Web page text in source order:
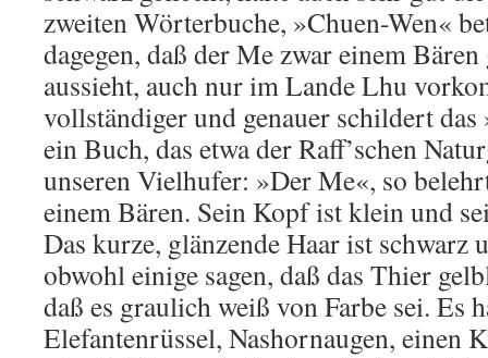
zweiten Wörterbuche, »Chuen-Wen«
dagegen, daß der Me zwar einem
aussieht, auch nur im Lande Lhu
vollständiger und genauer schildert das
ein Buch, das etwa der Raff’schen
unseren Vielhufer: »Der Me«, so
einem Bären. Sein Kopf ist klein und
Das kurze, glänzende Haar ist schwarz
obwohl einige sagen, daß das Thier
daß es graulich weiß von Farbe sei. Es
Elefantenrüssel, Nashornaugen, einen